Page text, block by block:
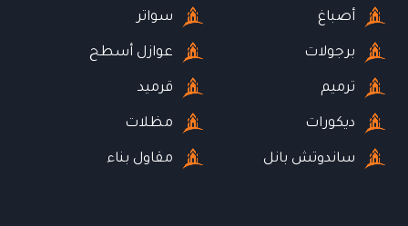
أصباغ
برجولات
ترميم
ديكورات
ساندوتش بانل
سواتر
عوازل أسطح
قرميد
مظلات
مقاول بناء